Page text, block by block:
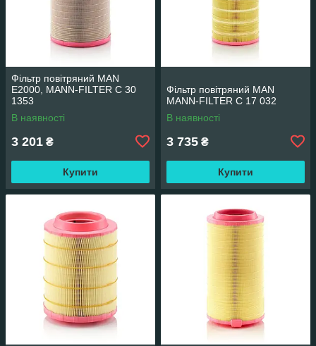
Фільтр повітряний MAN
E2000, MANN-FILTER C 30
1353
В наявності
3 201 ₴
Купити
Фільтр повітряний MAN
MANN-FILTER C 17 032
В наявності
3 735 ₴
Купити